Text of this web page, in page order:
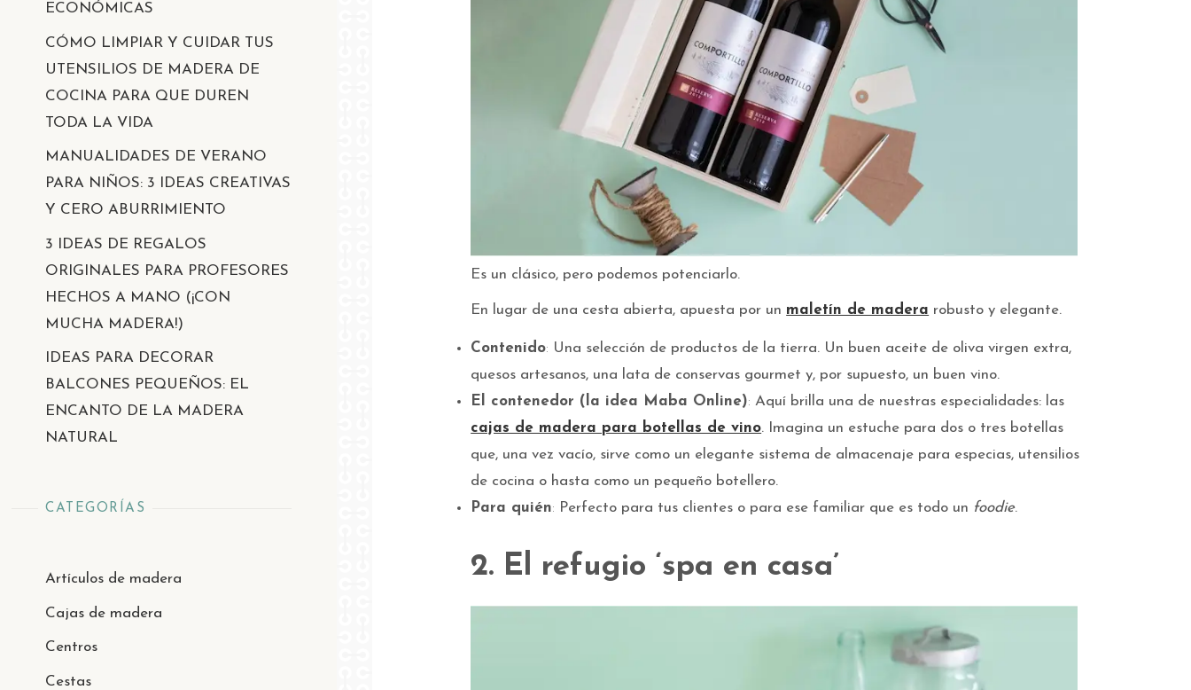
ECONÓMICAS
CÓMO LIMPIAR Y CUIDAR TUS
UTENSILIOS DE MADERA DE
COCINA PARA QUE DUREN
TODA LA VIDA
MANUALIDADES DE VERANO
PARA NIÑOS: 3 IDEAS CREATIVAS
Y CERO ABURRIMIENTO
3 IDEAS DE REGALOS
ORIGINALES PARA PROFESORES
HECHOS A MANO (¡CON
MUCHA MADERA!)
IDEAS PARA DECORAR
BALCONES PEQUEÑOS: EL
ENCANTO DE LA MADERA
NATURAL
CATEGORÍAS
Artículos de madera
Cajas de madera
Centros
Cestas
Es un clásico, pero podemos potenciarlo.
En lugar de una cesta abierta, apuesta por un maletín de madera robusto y elegante.
Contenido: Una selección de productos de la tierra. Un buen aceite de oliva virgen extra,
quesos artesanos, una lata de conservas gourmet y, por supuesto, un buen vino.
El contenedor (la idea Maba Online): Aquí brilla una de nuestras especialidades: las
cajas de madera para botellas de vino. Imagina un estuche para dos o tres botellas
que, una vez vacío, sirve como un elegante sistema de almacenaje para especias, utensilios
de cocina o hasta como un pequeño botellero.
Para quién: Perfecto para tus clientes o para ese familiar que es todo un foodie.
2. El refugio ‘spa en casa’